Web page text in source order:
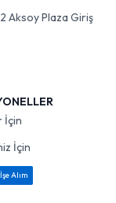
Aksoy Plaza Giriş
İçin
İçin
İşe Alım